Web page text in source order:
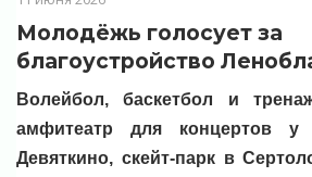
Молодёжь голосует за
благоустройство
Волейбол, баскетбол и
амфитеатр для концертов
Девяткино, скейт-парк в